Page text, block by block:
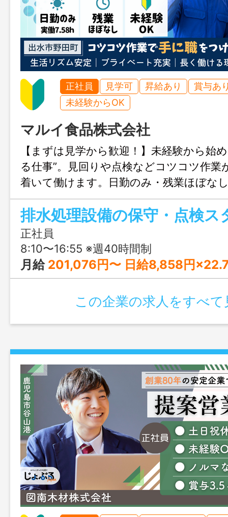
正社員 見学可 昇給あり
賞与あ
未経験からOK
マルイ食品株式会社
【まずは見学から歓迎！】未経験から始
る仕事”。見回りや点検などコツコツ作業
着いて働けます。日勤のみ・残業ほぼな
けられる環境も魅力。専門スキルも身に
来を目指せます。
排水処理設備の保守・点検ス
正社員
8:10〜16:55 ※週40時間制
月給 201,076円〜 日給8,858円×22.7日で算出 ※給与は日給です。個人の勤務年数・出勤率により変動します。 賞与については、夏・冬の２回支給の合計額を記載
この企業の求人をすべて